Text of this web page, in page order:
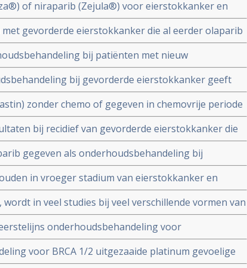
of niraparib (Zejula®) voor eierstokkanker en
uit basisverzekering gehaald door Zorginstituut
gevorderde eierstokkanker die al eerder olaparib
effectief in vergelijking met placebo
bij patiënten met nieuw
eierstokkanker verdubbelt op 5 jaar
met placebobij gevorderde eierstokkanker geeft
bij zowel patiënten met BRCA-gemuteerde
gemuteerd
zonder chemo of gegeven in chemovrije periode
tijd en ziektevrije overleving steeg met 26
bij recidief van gevorderde eierstokkanker die
gebaseerde chemo copy 1
gegeven als onderhoudsbehandeling bij
heeft geen negatief effect op kwaliteit
overleving
in vroeger stadium van eierstokkanker en
mutaties moeten worden ingezet want teveel
aanslaan van de behandeling, stellen oncologen
wordt in veel studies bij veel verschillende vormen van
medicijnen onderzocht en geeft veelbelovende
onderhoudsbehandeling voor
ziekte dan placebo ongeacht BRCA status.
voor BRCA 1/2 uitgezaaide platinum gevoelige
minder kans op overlijden in vergelijking met placebo